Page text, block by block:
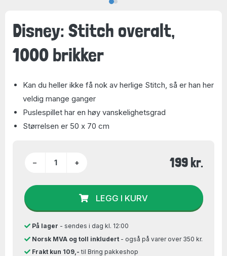
Disney: Stitch overalt,
1000 brikker
Kan du heller ikke få nok av herlige Stitch, så er han her
veldig mange ganger
Puslespillet har en høy vanskelighetsgrad
Størrelsen er 50 x 70 cm
− + 199 kr.
LEGG I KURV
På lager - sendes i dag kl. 12:00
Norsk MVA og toll inkludert- også på varer over 350 kr.
Frakt kun 109,- til Bring pakkeshop